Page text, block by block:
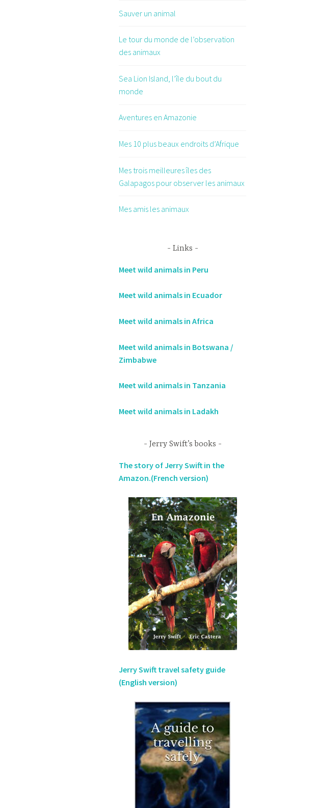
Sauver un animal
Le tour du monde de l’observation
des animaux
Sea Lion Island, l’île du bout du
monde
Aventures en Amazonie
Mes 10 plus beaux endroits d’Afrique
Mes trois meilleures îles des
Galapagos pour observer les animaux
Mes amis les animaux
Links
Meet wild animals in Peru
Meet wild animals in Ecuador
Meet wild animals in Africa
Meet wild animals in Botswana /
Zimbabwe
Meet wild animals in Tanzania
Meet wild animals in Ladakh
Jerry Swift’s books
The story of Jerry Swift in the
Amazon.(French version)
Jerry Swift travel safety guide
(English version)